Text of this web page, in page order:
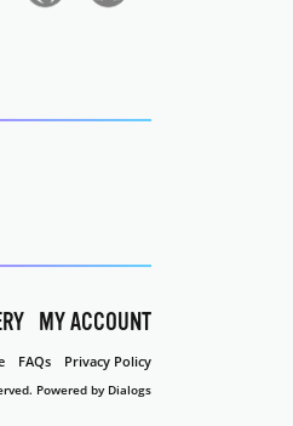
MY ACCOUNT
FAQs Privacy Policy
Powered by Dialogs